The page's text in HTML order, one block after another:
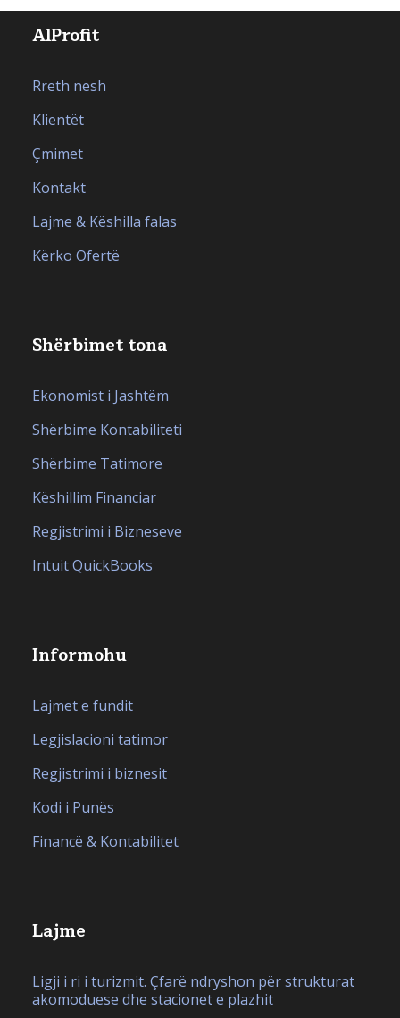
AlProfit
Rreth nesh
Klientët
Çmimet
Kontakt
Lajme & Këshilla falas
Kërko Ofertë
Shërbimet tona
Ekonomist i Jashtëm
Shërbime Kontabiliteti
Shërbime Tatimore
Këshillim Financiar
Regjistrimi i Bizneseve
Intuit QuickBooks
Informohu
Lajmet e fundit
Legjislacioni tatimor
Regjistrimi i biznesit
Kodi i Punës
Financë & Kontabilitet
Lajme
Ligji i ri i turizmit. Çfarë ndryshon për strukturat
akomoduese dhe stacionet e plazhit